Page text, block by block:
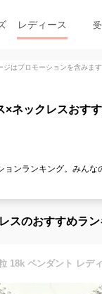
レディース
ジはプロモーションを含みます
×ネックレスおす
ンランキング。みん
スのおすすめラ